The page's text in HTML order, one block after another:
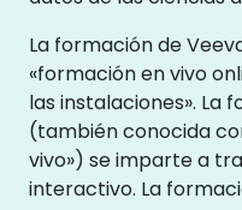
La formación de
«formación en vivo
las instalaciones». La
(también conocida
vivo») se imparte a
interactivo. La